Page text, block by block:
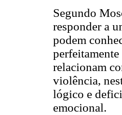
Segundo
responder a
podem
relacionam
violência,
lógico e
emocional.